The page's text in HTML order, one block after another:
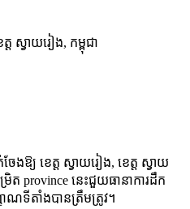
ស្វាយរៀង, កម្ពុជា
ែងឱ្យ ខេត្ត ស្វាយរៀង, ខេត្ត ស្វាយ
province នេះជួយធានាការដឹក
ណទីតាំងបានត្រឹមត្រូវ។